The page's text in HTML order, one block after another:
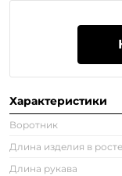
Характеристики
Воротник
Длина изделия в росте
Длина рукава